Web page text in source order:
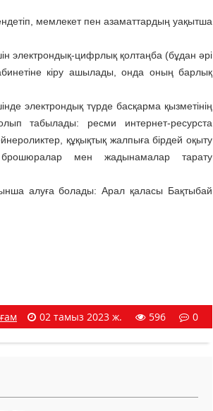
мемлекет пен азаматтардың уақытша
электрондық-цифрлық қолтаңба (бұдан әрі
кіру ашылады, онда оның барлық
электрондық түрде басқарма қызметінің
табылады: ресми интернет-ресурста
құқықтық жалпыға бірдей оқыту
мен жадынамалар тарату
алуға болады: Арал қаласы Бақтыбай
02 тамыз 2023 ж. 596 0